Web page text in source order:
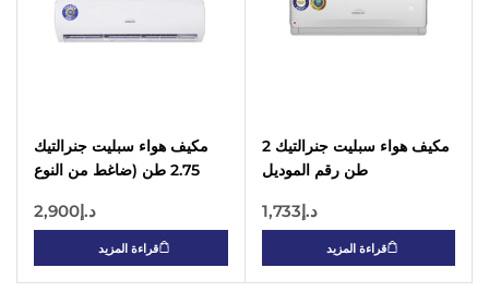
مكيف هواء سبليت جنرالتيك 2
طن رقم الموديل
الدوار)د.إ1,733
قراءة المزيد
مكيف هواء سبليت جنرالتيك
2.75 طن (ضاغط من النوع
GSAC35-8S
د.إ2,900
قراءة المزيد